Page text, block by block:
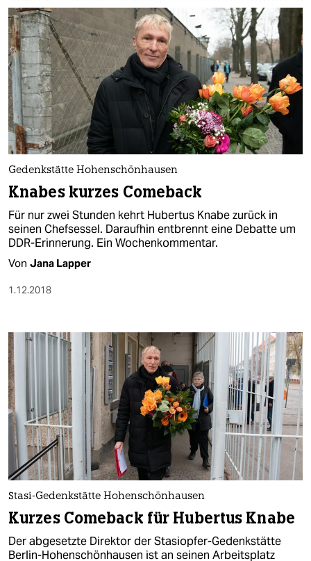
Gedenkstätte Hohenschönhausen
Knabes kurzes Comeback
Für nur zwei Stunden kehrt Hubertus Knabe zurück in
seinen Chefsessel. Daraufhin entbrennt eine Debatte um
DDR-Erinnerung. Ein Wochenkommentar.
Von Jana Lapper
1.12.2018
Stasi-Gedenkstätte Hohenschönhausen
Kurzes Comeback für Hubertus Knabe
Der abgesetzte Direktor der Stasiopfer-Gedenkstätte
Berlin-Hohenschönhausen ist an seinen Arbeitsplatz